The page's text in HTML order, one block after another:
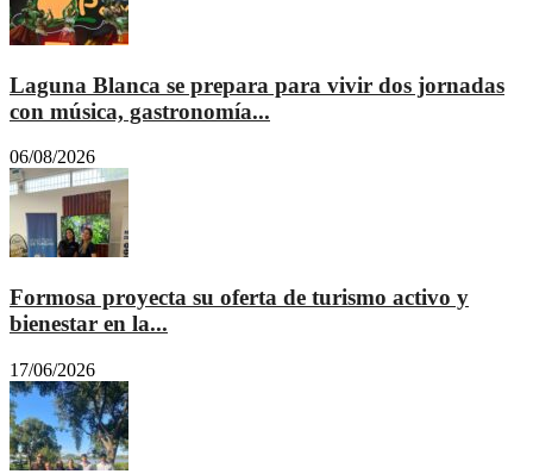
Laguna Blanca se prepara para vivir dos jornadas
con música, gastronomía...
06/08/2026
Formosa proyecta su oferta de turismo activo y
bienestar en la...
17/06/2026